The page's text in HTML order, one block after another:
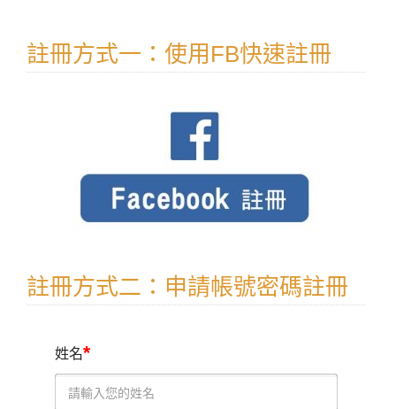
註冊方式一：使用FB快速註冊
註冊方式二：申請帳號密碼註冊
姓名*